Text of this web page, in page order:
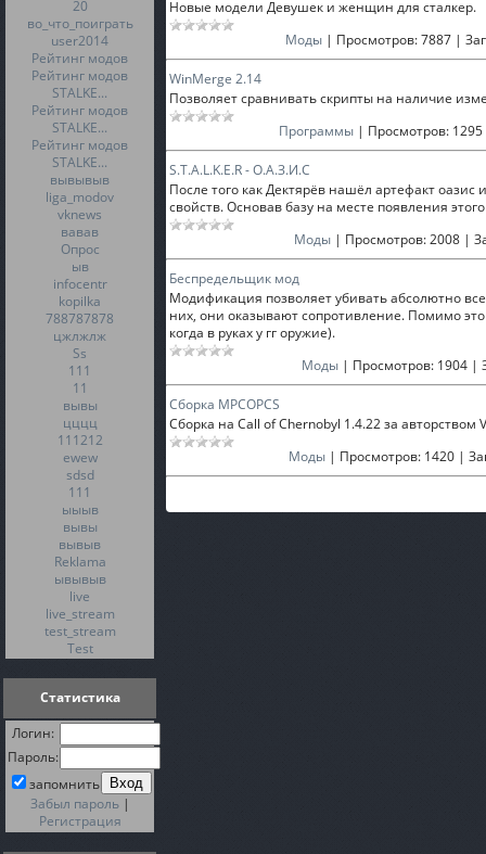
20
во_что_поиграть
user2014
Рейтинг модов
Рейтинг модов
STALKE...
Рейтинг модов
STALKE...
Рейтинг модов
STALKE...
вывывыв
liga_modov
vknews
вавав
Опрос
ыв
infocentr
kopilka
788787878
цжлжлж
Ss
111
11
вывы
цццц
111212
ewew
sdsd
111
ыыыв
вывы
вывыв
Reklama
ывывыв
live
live_stream
test_stream
Test
Статистика
Логин:
Пароль:
запомнить
Забыл пароль|
Регистрация
Новые модели Девушек и женщин для сталкер.
Моды| Просмотров: 7887|
WinMerge 2.14
Позволяет сравнивать скрипты на наличие
Программы | Просмотров: 1295
S.T.A.L.K.E.R - О.А.З.И.С
После того как Дектярёв нашёл артефакт
свойств. Основав базу на месте появления
Моды | Просмотров:2008 |
Беспредельщик мод
Модификация позволяет убивать абсолютно
них, они оказывают сопротивление. Помимо
когда в руках у гг оружие).
Моды| Просмотров: 1904|
Сборка MPCOPCS
Сборка на Call of Chernobyl 1.4.22 за
Моды | Просмотров: 1420 |